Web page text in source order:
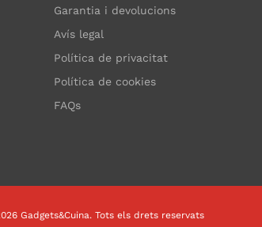
Garantia i devolucions
Avís legal
Política de privacitat
Política de cookies
FAQs
Gadgets&Cuina. Tots els drets reservats